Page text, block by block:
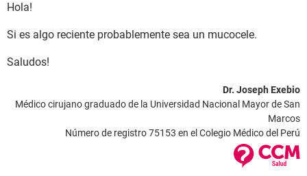
Hola!
Si es algo reciente probablemente sea un mucocele.
Saludos!
Dr. Joseph Exebio
Médico cirujano graduado de la Universidad Nacional Mayor de San
Marcos
Número de registro 75153 en el Colegio Médico del Perú